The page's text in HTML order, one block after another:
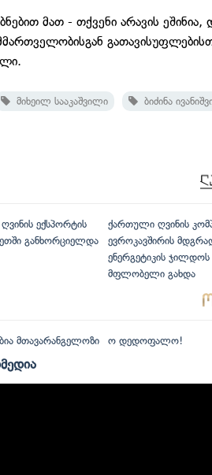
მათ - თქვენი არავის
მიხეილ სააკაშვილი ბიძინა
ექსპორტის
განხორციელდა
ქართული ღვინის
ევროკავშირის
ენერგეტიკის ჯილდოს
მფლობელი გახდა
მთავარანგელოზი ო დედოფალო!